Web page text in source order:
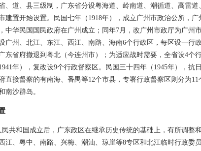
、道、县三级制，广东省分设粤海道、岭南道、潮循道、高雷
建置开始设置。民国七年（1918年），成立广州市政治公所，
中华民国国民政府在广州成立；同年7月，改广州市政厅为广州
广州、北江、东江、西江、南路、海南6个行政区，每区设一行
东省府撤退到粤北（今连州市）；为适应战时需要，全省设4个
年），复改设9个行政督察区。民国三十四年（1945年），
直接督察的有南海、番禺等12个市县，专署行政督察区则分为
南沙群岛。
和国成立后，广东政区在继承历史传统的基础上，有所调整和
江、粤中、南路、兴梅、潮汕、琼崖等8专区和北江临时行政委